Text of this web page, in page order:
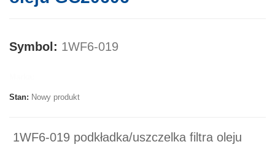
Symbol: 1WF6-019
Stan: Nowy produkt
1WF6-019 podkładka/uszczelka filtra oleju